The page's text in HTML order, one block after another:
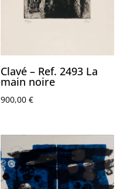
Clavé – Ref. 2493 La
main noire
900,00€